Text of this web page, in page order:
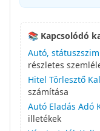
📚 Kapcsolódó
Autó,
részletes
Hitel Törlesztő
számítása
Autó Eladás Adó
illetékek